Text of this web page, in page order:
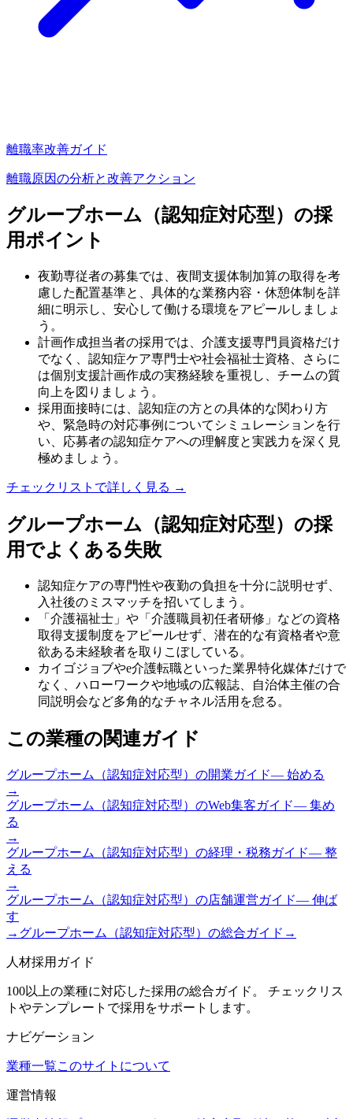
離職率改善ガイド
離職原因の分析と改善アクション
グループホーム（認知症対応型） の採
用ポイント
夜勤専従者の募集では、夜間支援体制加算の取得を考
慮した配置基準と、具体的な業務内容・休憩体制を詳
細に明示し、安心して働ける環境をアピールしましょ
う。
計画作成担当者の採用では、介護支援専門員資格だけ
でなく、認知症ケア専門士や社会福祉士資格、さらに
は個別支援計画作成の実務経験を重視し、チームの質
向上を図りましょう。
採用面接時には、認知症の方との具体的な関わり方
や、緊急時の対応事例についてシミュレーションを行
い、応募者の認知症ケアへの理解度と実践力を深く見
極めましょう。
チェックリストで詳しく見る →
グループホーム（認知症対応型） の採
用でよくある失敗
認知症ケアの専門性や夜勤の負担を十分に説明せず、
入社後のミスマッチを招いてしまう。
「介護福祉士」や「介護職員初任者研修」などの資格
取得支援制度をアピールせず、潜在的な有資格者や意
欲ある未経験者を取りこぼしている。
カイゴジョブやe介護転職といった業界特化媒体だけで
なく、ハローワークや地域の広報誌、自治体主催の合
同説明会など多角的なチャネル活用を怠る。
この業種の関連ガイド
グループホーム（認知症対応型） の開業ガイド— 始める
→
グループホーム（認知症対応型） のWeb集客ガイド— 集め
る
→
グループホーム（認知症対応型） の経理・税務ガイド— 整
える
→
グループホーム（認知症対応型） の店舗運営ガイド— 伸ば
す
→ グループホーム（認知症対応型） の総合ガイド →
人材採用ガイド
100以上の業種に対応した採用の総合ガイド。 チェックリス
トやテンプレートで採用をサポートします。
ナビゲーション
業種一覧このサイトについて
運営情報